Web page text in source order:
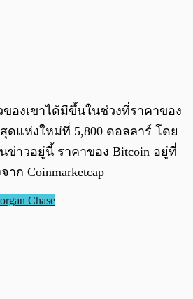
องเขาได้มีขึ้นในช่วงที่ราคาของ
ดแห่งใหม่ที่ 5,800 ดอลลาร์ โดย
าวอยู่นี้ ราคาของ Bitcoin อยู่ที่
าก Coinmarketcap
Chase